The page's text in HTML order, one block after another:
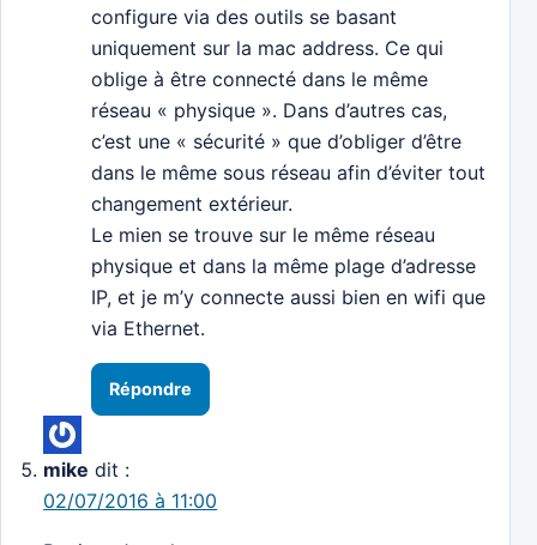
configure via des outils se basant
uniquement sur la mac address. Ce qui
oblige à être connecté dans le même
réseau « physique ». Dans d’autres cas,
c’est une « sécurité » que d’obliger d’être
dans le même sous réseau afin d’éviter tout
changement extérieur.
Le mien se trouve sur le même réseau
physique et dans la même plage d’adresse
IP, et je m’y connecte aussi bien en wifi que
via Ethernet.
Répondre
mike dit :
02/07/2016 à 11:00